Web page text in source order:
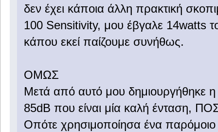
δεν έχει κάποια άλλη πρακτική
100 Sensitivity, μου έβγαλε 14watts
κάπου εκεί παίζουμε συνήθως.
ΟΜΩΣ
Μετά από αυτό μου δημιουργήθηκε
85dB που είναι μία καλή
Οπότε χρησιμοποίησα ένα